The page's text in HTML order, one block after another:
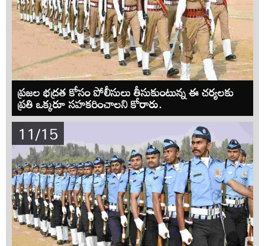
ప్రజల భద్రత కోసం పోలీసులు తీసుకుంటున్న ఈ చర్యలకు
ప్రతి ఒక్కరూ సహకరించాలని కోరారు.
11/15